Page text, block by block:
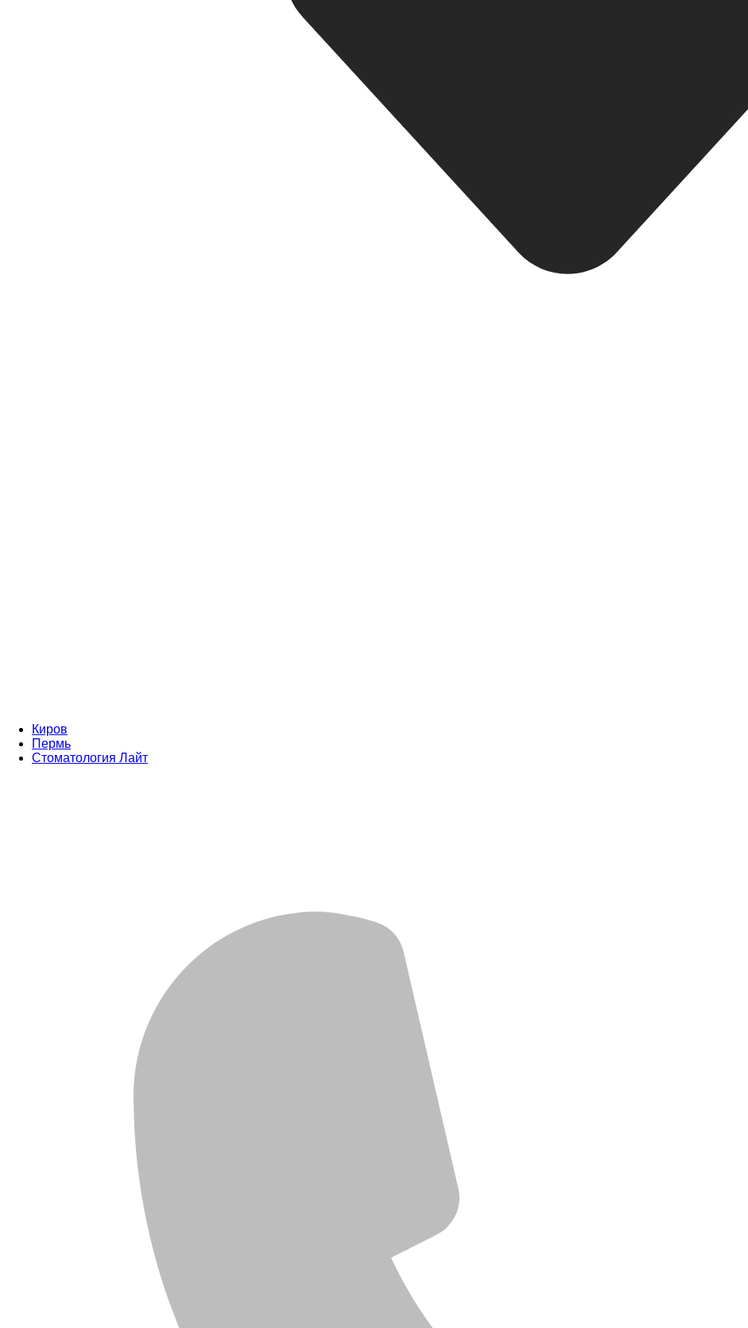
Киров
Пермь
Стоматология Лайт